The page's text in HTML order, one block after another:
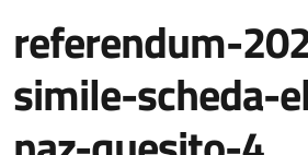
referendum-
simile-scheda-